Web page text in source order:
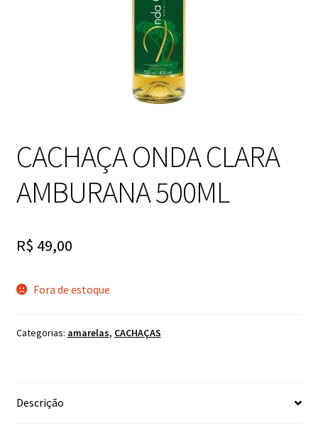
CACHAÇA ONDA CLARA
AMBURANA 500ML
R$ 49,00
Fora de estoque
Categorias: amarelas, CACHAÇAS
Descrição